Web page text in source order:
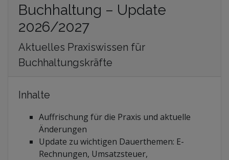
Buchhaltung – Update
2026/2027
Aktuelles Praxiswissen für
Buchhaltungskräfte
Inhalte
Auffrischung für die Praxis und aktuelle
Änderungen
Update zu wichtigen Dauerthemen: E-
Rechnungen, Umsatzsteuer,